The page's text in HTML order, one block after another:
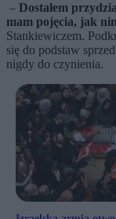
– Dostałem
mam pojęcia, jak
Stankiewiczem.
się do podstaw
nigdy do czynienia.